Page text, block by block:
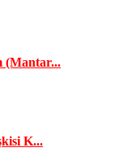
(Mantar...
K...